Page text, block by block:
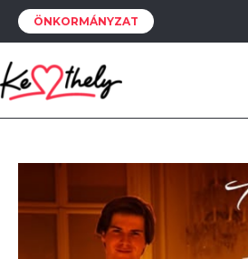
ÖNKORMÁNYZAT